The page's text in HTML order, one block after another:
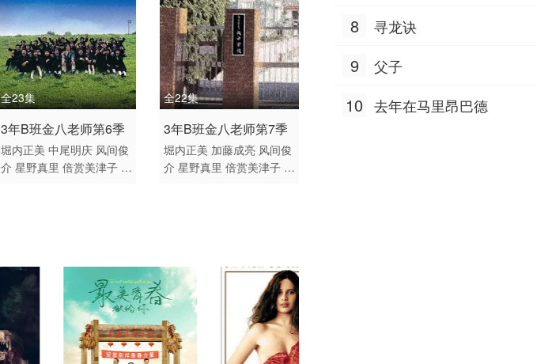
全23集
2001 / 日本 / 日语
日本
3年B班金八老师第6季
堀内正美 中尾明庆 风间俊
介 星野真里 倍赏美津子 武
全22集
2004 / 日本 / 日语
日本
3年B班金八老师第7季
堀内正美 加藤成亮 风间俊
介 星野真里 倍赏美津子 阿
8 寻龙诀
9 父子
10 去年在马里昂巴德